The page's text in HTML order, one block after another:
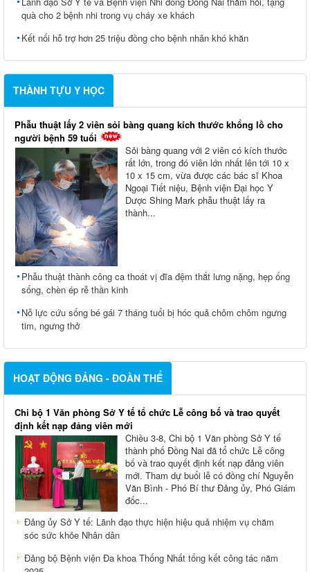
quà cho 2 bệnh nhi trong vụ cháy xe khách
Kết nối hỗ trợ hơn 25 triệu đồng cho bệnh nhân khó khăn
THÀNH TỰU Y HỌC
Phẫu thuật lấy 2 viên sỏi bàng quang kích thước khổng lồ cho
người bệnh 59 tuổi
Sỏi bàng quang với 2 viên có kích thước
rất lớn, trong đó viên lớn nhất lên tới 10 x
10 x 15 cm, vừa được các bác sĩ Khoa
Ngoại Tiết niệu, Bệnh viện Đại học Y
Dược Shing Mark phẫu thuật lấy ra
thành...
Phẫu thuật thành công ca thoát vị đĩa đệm thắt lưng nặng, hẹp ống
sống, chèn ép rễ thần kinh
Nỗ lực cứu sống bé gái 7 tháng tuổi bị hóc quả chôm chôm ngưng
tim, ngưng thở
HOẠT ĐỘNG ĐẢNG - ĐOÀN THỂ
Chi bộ 1 Văn phòng Sở Y tế tổ chức Lễ công bố và trao quyết
định kết nạp đảng viên mới
Chiều 3-8, Chi bộ 1 Văn phòng Sở Y tế
thành phố Đồng Nai đã tổ chức Lễ công
bố và trao quyết định kết nạp đảng viên
mới. Tham dự buổi lễ có đồng chí Nguyễn
Văn Bình - Phó Bí thư Đảng ủy, Phó Giám
đốc...
Đảng ủy Sở Y tế: Lãnh đạo thực hiện hiệu quả nhiệm vụ chăm
sóc sức khỏe Nhân dân
Đảng bộ Bệnh viện Đa khoa Thống Nhất tổng kết công tác năm